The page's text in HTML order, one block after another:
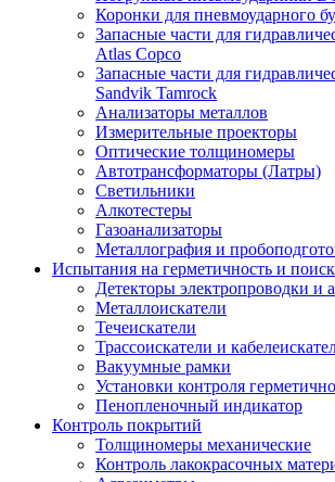
Коронки для пневмоударного
Запасные части для
Atlas Copco
Запасные части для
Sandvik Tamrock
Анализаторы металлов
Измерительные проекторы
Оптические толщиномеры
Автотрансформаторы (Латры)
Светильники
Алкотестеры
Газоанализаторы
Металлография и
Испытания на герметичность и
Детекторы электропроводки и
Металлоискатели
Течеискатели
Трассоискатели и
Вакуумные рамки
Установки контроля
Пенопленочный индикатор
Контроль покрытий
Толщиномеры механические
Контроль лакокрасочных